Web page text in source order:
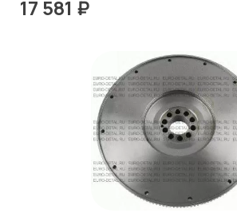
17 581 ₽